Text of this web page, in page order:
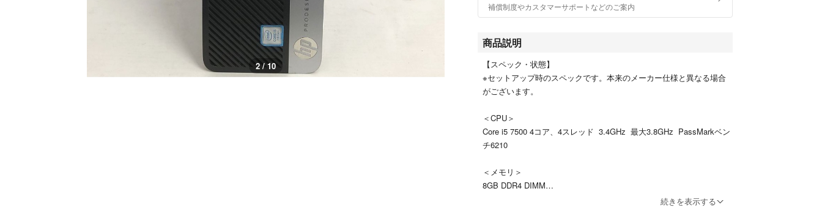
3 / 10
補償制度やカスタマーサポートなどのご案内
商品説明
【スペック・状態】
※セットアップ時のスペックです。本来のメーカー仕様と異なる場合
がございます。
＜CPU＞
Core i5 7500 4コア、4スレッド 3.4GHz 最大3.8GHz PassMarkベン
チ6210
＜メモリ＞
8GB DDR4 DIMM
続きを表示する